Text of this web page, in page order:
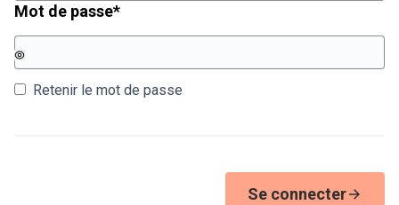
Mot de passe*Champ obligatoire
Retenir le mot de passe
Se connecter